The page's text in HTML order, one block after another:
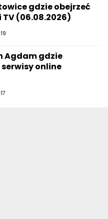
gdzie obejrzeć
(06.08.2026)
Agdam gdzie
online